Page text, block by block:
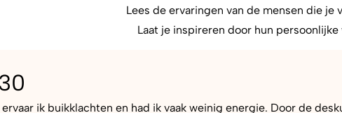
Lees de ervaringen van de mensen die je
Laat je inspireren door hun persoonlijke
ervaar ik buikklachten en had ik vaak weinig energie. Door de